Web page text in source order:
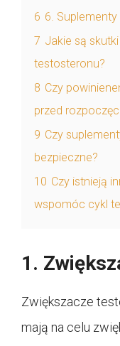
6 6.
7 Jakie są
testosteronu?
8 Czy
przed
9 Czy
bezpieczne?
10 Czy istnieją
wspomóc cykl
1.
Zwiększacze
mają na celu